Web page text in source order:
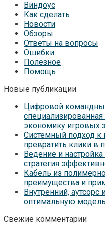
Виндоус
Как сделать
Новости
Обзоры
Ответы на вопросы
Ошибки
Полезное
Помощь
Новые публикации
Цифровой
экономику игровых
Системный подход к
превратить клики в
Ведение и
стратегия
Кабель из
преимущества и
Внутренний,
оптимальную
Свежие комментарии